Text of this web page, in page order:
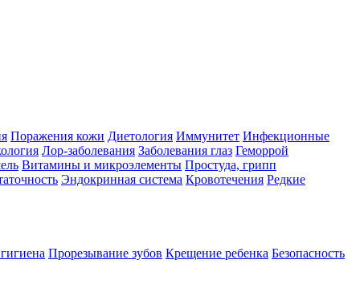
Поражения кожи Диетология Иммунитет Инфекционные
Лор-заболевания Заболевания глаз Геморрой
Витамины и микроэлементы Простуда, грипп
Эндокринная система Кровотечения Редкие
Прорезывание зубов Крещение ребенка Безопасность